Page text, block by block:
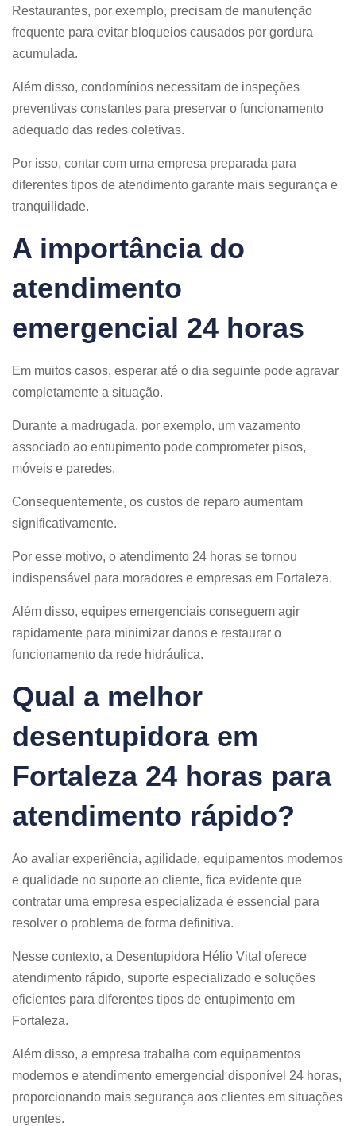
Restaurantes, por exemplo, precisam de manutenção
frequente para evitar bloqueios causados por gordura
acumulada.
Além disso, condomínios necessitam de inspeções
preventivas constantes para preservar o funcionamento
adequado das redes coletivas.
Por isso, contar com uma empresa preparada para
diferentes tipos de atendimento garante mais segurança e
tranquilidade.
A importância do
atendimento
emergencial 24 horas
Em muitos casos, esperar até o dia seguinte pode agravar
completamente a situação.
Durante a madrugada, por exemplo, um vazamento
associado ao entupimento pode comprometer pisos,
móveis e paredes.
Consequentemente, os custos de reparo aumentam
significativamente.
Por esse motivo, o atendimento 24 horas se tornou
indispensável para moradores e empresas em Fortaleza.
Além disso, equipes emergenciais conseguem agir
rapidamente para minimizar danos e restaurar o
funcionamento da rede hidráulica.
Qual a melhor
desentupidora em
Fortaleza 24 horas para
atendimento rápido?
Ao avaliar experiência, agilidade, equipamentos modernos
e qualidade no suporte ao cliente, fica evidente que
contratar uma empresa especializada é essencial para
resolver o problema de forma definitiva.
Nesse contexto, a Desentupidora Hélio Vital oferece
atendimento rápido, suporte especializado e soluções
eficientes para diferentes tipos de entupimento em
Fortaleza.
Além disso, a empresa trabalha com equipamentos
modernos e atendimento emergencial disponível 24 horas,
proporcionando mais segurança aos clientes em situações
urgentes.